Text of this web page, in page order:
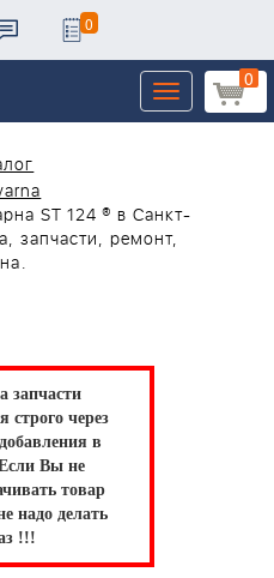
0
0
Toggle
navigation
ST 124 ® в Санкт-
запчасти, ремонт,
запчасти
строго через
в
Вы не
товар
надо делать
!!!